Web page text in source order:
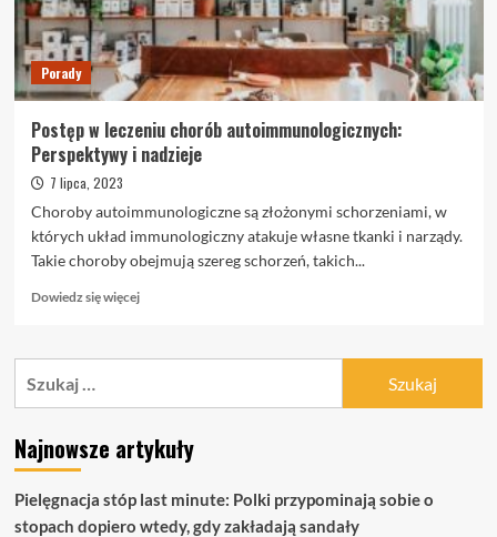
Diagnostyce
Porady
Postęp w leczeniu chorób autoimmunologicznych:
Perspektywy i nadzieje
7 lipca, 2023
Choroby autoimmunologiczne są złożonymi schorzeniami, w
których układ immunologiczny atakuje własne tkanki i narządy.
Takie choroby obejmują szereg schorzeń, takich...
Dowiedz się więcejDowiedz
o
chorób
autoimmunologicznych:
i
nadzieje
Najnowsze artykuły
Pielęgnacja stóp last minute: Polki przypominają sobie o
stopach dopiero wtedy, gdy zakładają sandały